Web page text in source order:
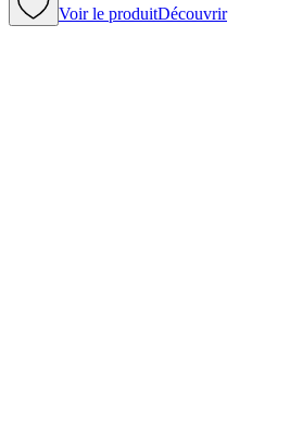
Voir le produitDécouvrir